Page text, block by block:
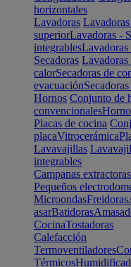
horizontales
Lavadoras
superiorLavadoras -
integrablesLavadoras
Secadoras Lavadoras
calorSecadoras de
evacuación
Hornos Conjunto de
convencionales
Placas de cocina
placaVitrocerámica
Lavavajillas
integrables
Campanas extractoras
Pequeños
MicroondasFreidoras
asarBatidoras
CocinaTostadoras
Calefacción
Termoventiladores
Térmicos